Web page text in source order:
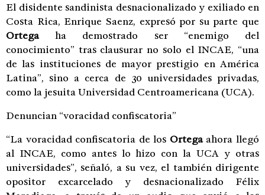
El disidente sandinista desnacionalizado y exiliado en
Costa Rica, Enrique Saenz, expresó por su parte que
Ortegaha demostrado ser “enemigo del
conocimiento” tras clausurar no solo el INCAE, “una
de las instituciones de mayor prestigio en América
Latina”, sino a cerca de 30 universidades privadas,
como la jesuita Universidad Centroamericana (UCA).
Denuncian “voracidad confiscatoria”
“La voracidad confiscatoria de los Ortegaahora llegó
al INCAE, como antes lo hizo con la UCA y otras
universidades”, señaló, a su vez, el también dirigente
opositor excarcelado y desnacionalizado Félix